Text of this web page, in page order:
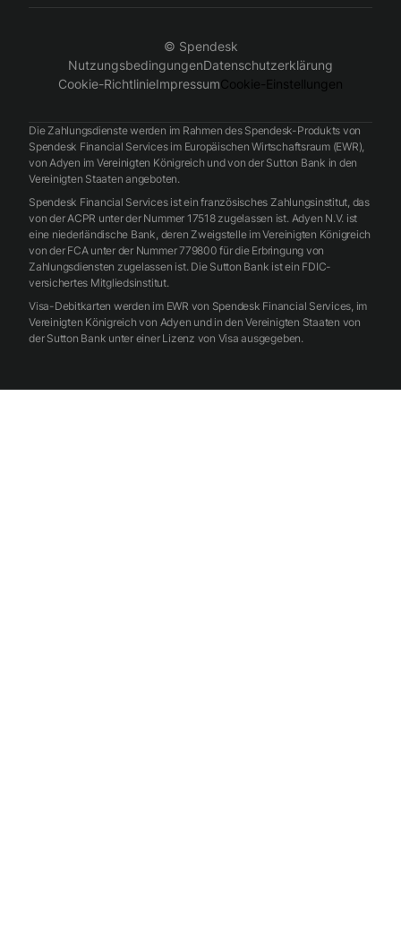
© Spendesk
NutzungsbedingungenDatenschutzerklärung
Cookie-RichtlinieImpressumCookie-Einstellungen
Die Zahlungsdienste werden im Rahmen des Spendesk-Produkts von
Spendesk Financial Services im Europäischen Wirtschaftsraum (EWR),
von Adyen im Vereinigten Königreich und von der Sutton Bank in den
Vereinigten Staaten angeboten.
Spendesk Financial Services ist ein französisches Zahlungsinstitut, das
von der ACPR unter der Nummer 17518 zugelassen ist. Adyen N.V. ist
eine niederländische Bank, deren Zweigstelle im Vereinigten Königreich
von der FCA unter der Nummer 779800 für die Erbringung von
Zahlungsdiensten zugelassen ist. Die Sutton Bank ist ein FDIC-
versichertes Mitgliedsinstitut.
Visa-Debitkarten werden im EWR von Spendesk Financial Services, im
Vereinigten Königreich von Adyen und in den Vereinigten Staaten von
der Sutton Bank unter einer Lizenz von Visa ausgegeben.